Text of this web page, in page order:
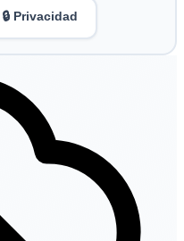
🔒 Privacidad